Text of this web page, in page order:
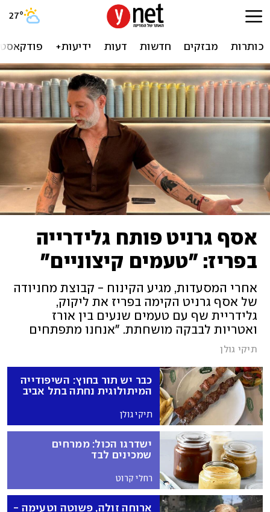
27°
כותרות מבזקים חדשות דעות ידיעות+
אסף גרניט פותח גלידרייה
בפריז: "טעמים קיצוניים"
אחרי המסעדות, מגיע הקינוח - קבוצת מחניודה
של אסף גרניט הקימה בפריז את ליקוק,
גלידריית שף עם טעמים שנעים בין אורז
ואטריות לבבקה מושחתת. "אנחנו מתפתחים
פה בקצב רצחני, וכולם יודעים שאנחנו
תיקי גולן
כבר יש תור בחוץ: השיפודייה
המיתולוגית נחתה בתל אביב
תיקי גולן
ישדרגו הכול: ממרחים
שמכינים לבד
רחלי קרוט
ארוחה זולה, פשוטה וטעימה -